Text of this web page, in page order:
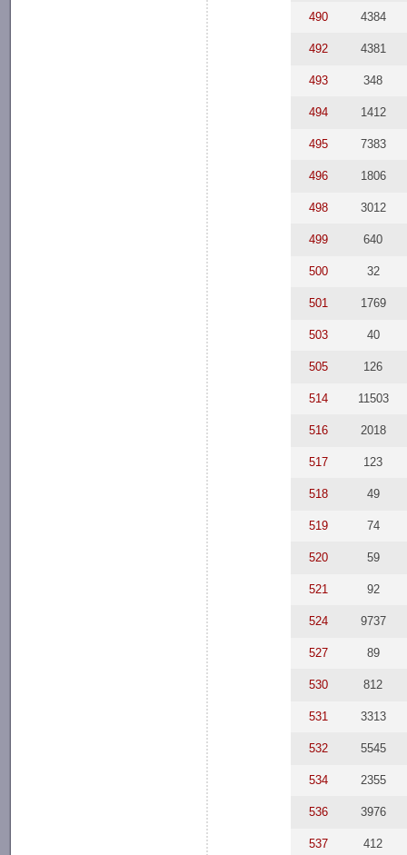
490 4384
492 4381
493 348
494 1412
495 7383
496 1806
498 3012
499 640
500 32
501 1769
503 40
505 126
514 11503
516 2018
517 123
518 49
519 74
520 59
521 92
524 9737
527 89
530 812
531 3313
532 5545
534 2355
536 3976
537 412